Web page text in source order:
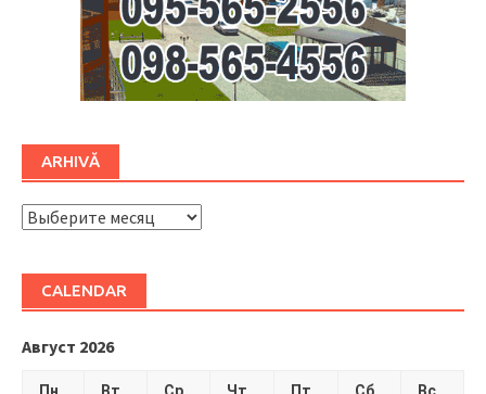
ARHIVĂ
ARHIVĂ
CALENDAR
Август 2026